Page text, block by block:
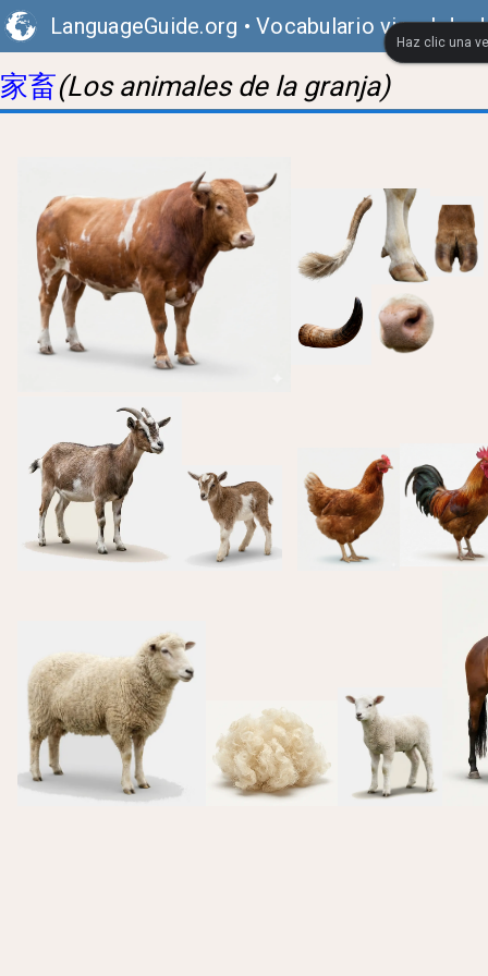
LanguageGuide.org • Vocabulario visual de
家畜(Los animales de la granja)
Haz clic una